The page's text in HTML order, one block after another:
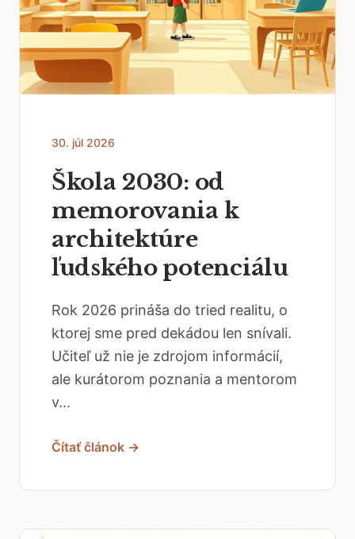
30. júl 2026
Škola 2030: od
memorovania k
architektúre
ľudského potenciálu
Rok 2026 prináša do tried realitu, o
ktorej sme pred dekádou len snívali.
Učiteľ už nie je zdrojom informácií,
ale kurátorom poznania a mentorom
v...
Čítať článok →